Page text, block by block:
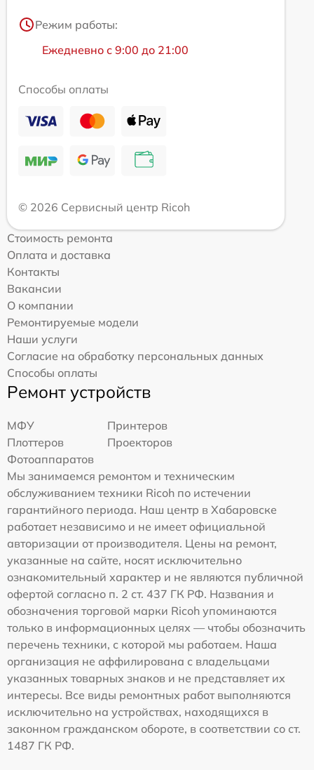
Режим работы:
Ежедневно с 9:00 до 21:00
Способы оплаты
© 2026 Сервисный центр Ricoh
Стоимость ремонта
Оплата и доставка
Контакты
Вакансии
О компании
Ремонтируемые модели
Наши услуги
Согласие на обработку персональных данных
Способы оплаты
Ремонт устройств
МФУ
Принтеров
Плоттеров
Проекторов
Фотоаппаратов
Мы занимаемся ремонтом и техническим
обслуживанием техники Ricoh по истечении
гарантийного периода. Наш центр в Хабаровске
работает независимо и не имеет официальной
авторизации от производителя. Цены на ремонт,
указанные на сайте, носят исключительно
ознакомительный характер и не являются публичной
офертой согласно п. 2 ст. 437 ГК РФ. Названия и
обозначения торговой марки Ricoh упоминаются
только в информационных целях — чтобы обозначить
перечень техники, с которой мы работаем. Наша
организация не аффилирована с владельцами
указанных товарных знаков и не представляет их
интересы. Все виды ремонтных работ выполняются
исключительно на устройствах, находящихся в
законном гражданском обороте, в соответствии со ст.
1487 ГК РФ.